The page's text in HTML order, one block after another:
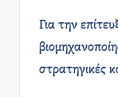
Για την
στρατηγικές